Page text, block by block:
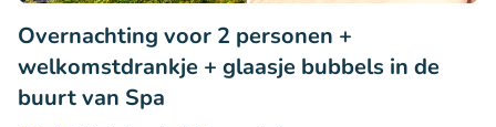
Overnachting voor 2 personen +
welkomstdrankje + glaasje bubbels in de
buurt van Spa